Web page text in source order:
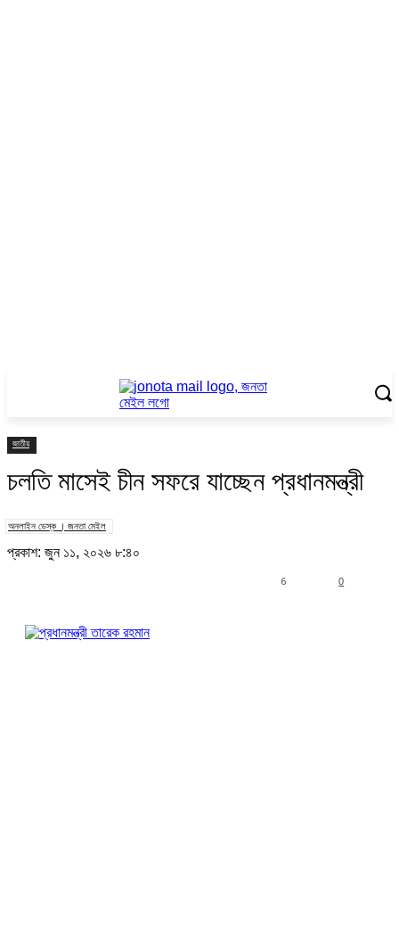
জাতীয়
চলতি মাসেই চীন সফরে যাচ্ছেন প্রধানমন্ত্রী
অনলাইন ডেস্ক । জনতা মেইল
প্রকাশ: জুন ১১, ২০২৬ ৮:৪০
0
6